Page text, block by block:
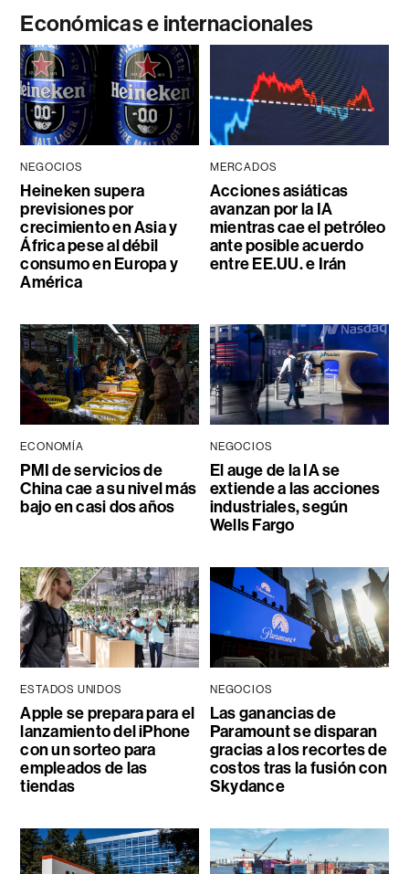
Económicas e internacionales
NEGOCIOS
Heineken supera
previsiones por
crecimiento en Asia y
África pese al débil
consumo en Europa y
América
MERCADOS
Acciones asiáticas
avanzan por la IA
mientras cae el petróleo
ante posible acuerdo
entre EE.UU. e Irán
ECONOMÍA
PMI de servicios de
China cae a su nivel más
bajo en casi dos años
NEGOCIOS
El auge de la IA se
extiende a las acciones
industriales, según
Wells Fargo
ESTADOS UNIDOS
Apple se prepara para el
lanzamiento del iPhone
con un sorteo para
empleados de las
tiendas
NEGOCIOS
Las ganancias de
Paramount se disparan
gracias a los recortes de
costos tras la fusión con
Skydance